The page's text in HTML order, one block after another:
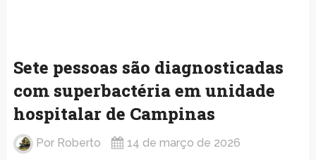
Sete pessoas são diagnosticadas
com superbactéria em unidade
hospitalar de Campinas
Por Roberto 14 de março de 2026